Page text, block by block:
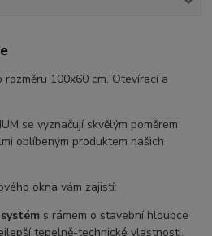
100x60 cm. Otevírací a
se vyznačují skvělým poměrem
oblíbeným produktem našich
okna vám zajistí:
s rámem o stavební hloubce
tepelně-technické vlastnosti.